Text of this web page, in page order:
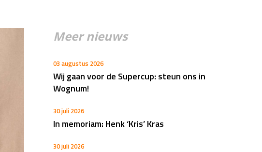
Meer nieuws
03 augustus 2026
Wij gaan voor de Supercup: steun ons in
Wognum!
30 juli 2026
In memoriam: Henk ‘Kris’ Kras
30 juli 2026